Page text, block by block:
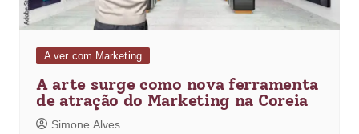
A ver com Marketing
A arte surge como nova ferramenta
de atração do Marketing na Coreia
Simone Alves